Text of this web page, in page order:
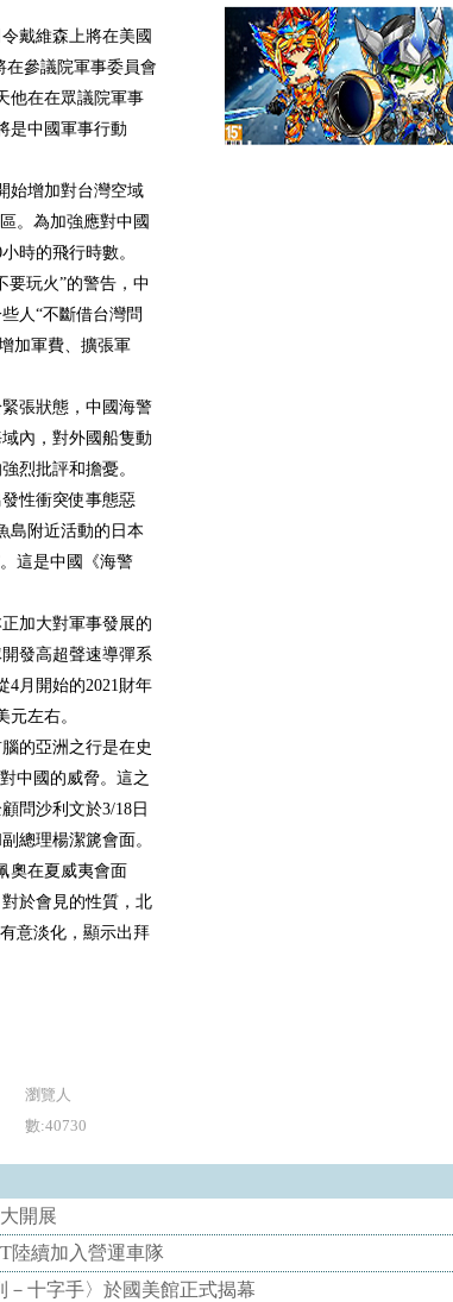
戴維森上將在美國
在參議院軍事委員會
他在在眾議院軍事
是中國軍事行動
始增加對台灣空域
。為加強應對中國
時的飛行時數。
要玩火”的警告，中
人“不斷借台灣問
加軍費、擴張軍
張狀態，中國海警
內，對外國船隻動
烈批評和擔憂。
性衝突使事態惡
島附近活動的日本
這是中國《海警
加大對軍事發展的
發高超聲速導彈系
4月開始的2021財年
元左右。
的亞洲之行是在史
中國的威脅。這之
問沙利文於3/18日
總理楊潔篪會面。
奧在夏威夷會面
於會見的性質，北
意淡化，顯示出拜
瀏覽人
數:40730
開展
陸續加入營運車隊
十字手〉於國美館正式揭幕